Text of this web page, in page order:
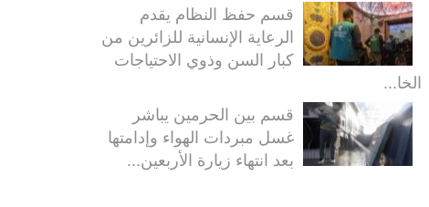
قسم حفظ النظام يقدم
الرعاية الإنسانية للزائرين من
كبار السن وذوي الاحتياجات
الخا...
قسم بين الحرمين يباشر
غسل مبردات الهواء وإدامتها
بعد انتهاء زيارة الأربعين...